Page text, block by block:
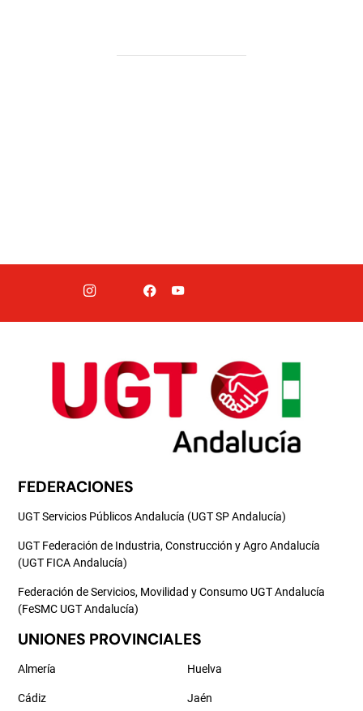
FEDERACIONES
UGT Servicios Públicos Andalucía (UGT SP Andalucía)
UGT Federación de Industria, Construcción y Agro Andalucía
(UGT FICA Andalucía)
Federación de Servicios, Movilidad y Consumo UGT Andalucía
(FeSMC UGT Andalucía)
UNIONES PROVINCIALES
Almería
Cádiz
Huelva
Jaén